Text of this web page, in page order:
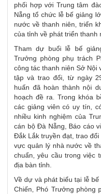
phối hợp với Trung tâm
Nẵng tổ chức lễ bế giảng
nước về thanh niên, triển
của tỉnh về phát triển thanh
Tham dự buổi lễ bế
Trưởng phòng phụ trách
công tác thanh niên Sở Nội
tập và trao đổi, từ ngày
huấn đã hoàn thành nội
hoạch đề ra. Trong khóa
các giảng viên có uy tín,
nhiều kinh nghiệm của
cán bộ Đà Nẵng, Báo cáo
Đắk Lắk truyền đạt, trao
vực quản lý nhà nước về
chuẩn, yêu cầu trong việc
địa bàn tỉnh.
Về dự và phát biểu tại lễ
Chiến, Phó Trưởng phòng